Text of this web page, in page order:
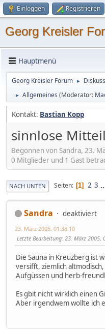
Einloggen Registrieren
Georg Kreisler
Hauptmenü
Georg Kreisler Forum ►
► Allgemeines (Moderator:
Kontakt: Bastian Kopp
sinnlose
Begonnen von Sandra, 23.
0 Mitglieder und 1 Gast
NACH UNTEN Seiten 1 2 3
Sandra deaktiviert
23. März 2005, 01:38:10
Letzte Bearbeitung: 23. März 2005,
Die Sauna in Kreuzberg ist
versifft, ziemlich
Aufgüssen und herb-
Es gbit nicht wirklich einen
Aber irgendwem wollte ich